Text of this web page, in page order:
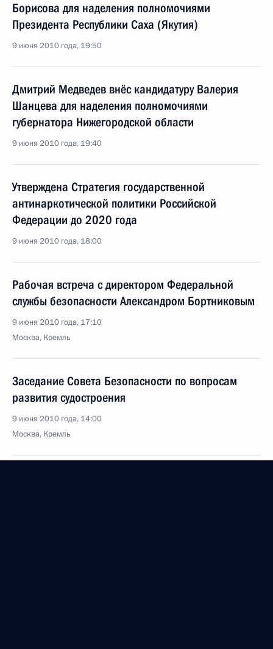
Борисова для наделения полномочиями
Президента Республики Саха (Якутия)
9 июня 2010 года, 19:50
Дмитрий Медведев внёс кандидатуру Валерия
Шанцева для наделения полномочиями
губернатора Нижегородской области
9 июня 2010 года, 19:40
Утверждена Стратегия государственной
антинаркотической политики Российской
Федерации до 2020 года
9 июня 2010 года, 18:00
Рабочая встреча с директором Федеральной
службы безопасности Александром Бортниковым
9 июня 2010 года, 17:10
Москва, Кремль
Заседание Совета Безопасности по вопросам
развития судостроения
9 июня 2010 года, 14:00
Москва, Кремль